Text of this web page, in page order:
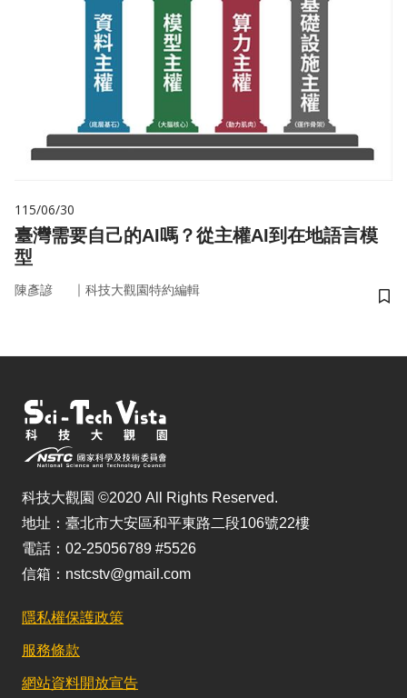
115/06/30
臺灣需要自己的AI嗎？從主權AI到在地語言模
型
陳彥諺 ｜ 科技大觀園特約編輯
儲
科技大觀園 ©2020 All Rights Reserved.
地址：臺北市大安區和平東路二段106號22樓
電話：02-25056789 #5526
信箱：nstcstv@gmail.com
隱私權保護政策
服務條款
網站資料開放宣告